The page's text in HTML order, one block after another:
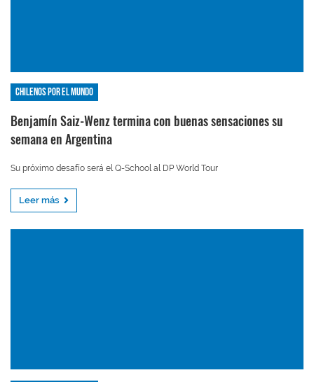
Chilenos por el mundo
Benjamín Saiz-Wenz termina con buenas sensaciones su
semana en Argentina
Su próximo desafío será el Q-School al DP World Tour
Leer más